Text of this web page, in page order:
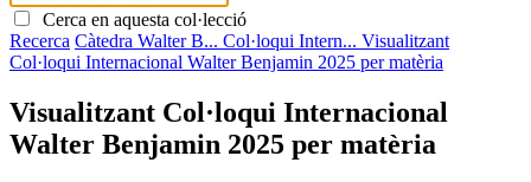
Cerca en aquesta col·lecció
Recerca Càtedra Walter B... Col·loqui Intern... Visualitzant
Col·loqui Internacional Walter Benjamin 2025 per matèria
Visualitzant Col·loqui Internacional
Walter Benjamin 2025 per matèria